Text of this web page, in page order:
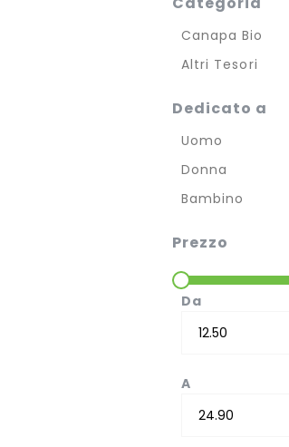
Canapa Bio
Altri Tesori
Dedicato a
Uomo
Donna
Bambino
Prezzo
Da
A